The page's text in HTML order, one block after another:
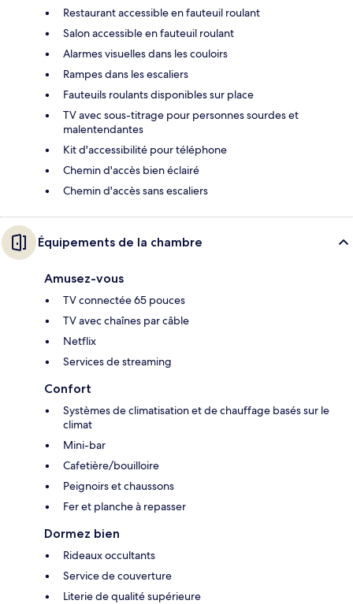
Restaurant accessible en fauteuil roulant
Salon accessible en fauteuil roulant
Alarmes visuelles dans les couloirs
Rampes dans les escaliers
Fauteuils roulants disponibles sur place
TV avec sous-titrage pour personnes sourdes et
malentendantes
Kit d'accessibilité pour téléphone
Chemin d'accès bien éclairé
Chemin d'accès sans escaliers
Équipements de la chambre
Amusez-vous
TV connectée 65 pouces
TV avec chaînes par câble
Netflix
Services de streaming
Confort
Systèmes de climatisation et de chauffage basés sur le
climat
Mini-bar
Cafetière/bouilloire
Peignoirs et chaussons
Fer et planche à repasser
Dormez bien
Rideaux occultants
Service de couverture
Literie de qualité supérieure